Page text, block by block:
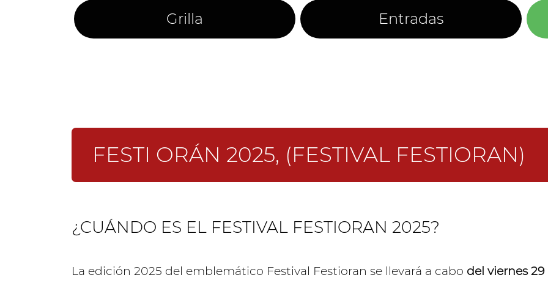
Grilla Entradas
FESTI ORÁN 2025, (FESTIVAL FESTIORAN)
¿CUÁNDO ES EL FESTIVAL FESTIORAN 2025?
La edición 2025 del emblemático Festival Festioran se llevará a cabo del viernes